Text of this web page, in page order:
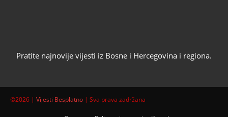
Pratite najnovije vijesti iz Bosne i Hercegovina i regiona.
©2026 | Vijesti Besplatno | Sva prava zadržana